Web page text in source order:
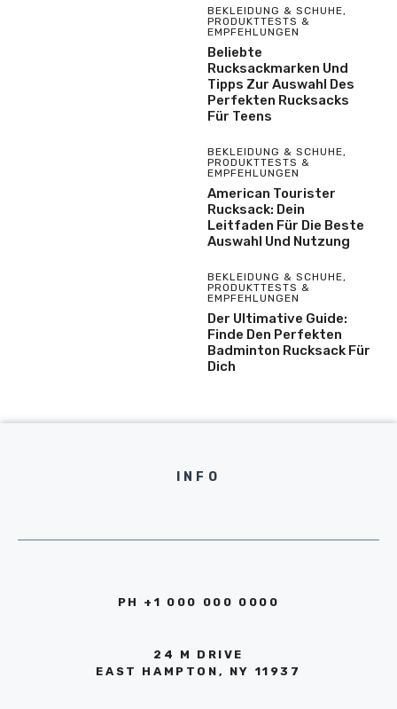
BEKLEIDUNG & SCHUHE,
PRODUKTTESTS &
EMPFEHLUNGEN
Beliebte
Rucksackmarken Und
Tipps Zur Auswahl Des
Perfekten Rucksacks
Für Teens
BEKLEIDUNG & SCHUHE,
PRODUKTTESTS &
EMPFEHLUNGEN
American Tourister
Rucksack: Dein
Leitfaden Für Die Beste
Auswahl Und Nutzung
BEKLEIDUNG & SCHUHE,
PRODUKTTESTS &
EMPFEHLUNGEN
Der Ultimative Guide:
Finde Den Perfekten
Badminton Rucksack Für
Dich
INFO
PH +1 000 000 0000
24 M DRIVE
EAST HAMPTON, NY 11937